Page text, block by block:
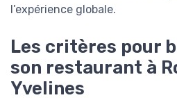
l’expérience globale.
Les critères pour
son restaurant à
Yvelines